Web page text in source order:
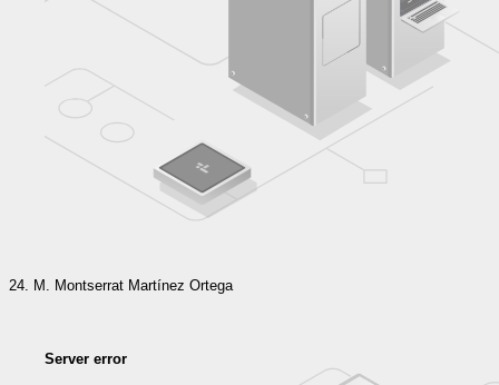
M. Montserrat Martínez Ortega
Server error